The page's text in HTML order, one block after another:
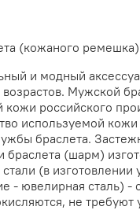
(кожаного
и модный
Мужской
кожи российского
используемой кожи
браслета.
браслета (шарм)
(в изготовлении
- ювелирная сталь) -
не требуют